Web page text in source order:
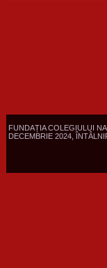
FUNDAȚIA COLEGIULUI
DECEMBRIE 2024,